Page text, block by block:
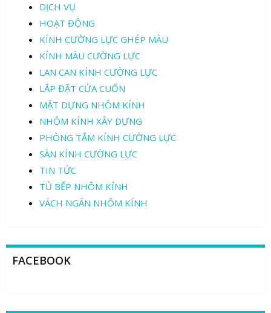
DỊCH VỤ
HOẠT ĐỘNG
KÍNH CƯỜNG LỰC GHÉP MÀU
KÍNH MÀU CƯỜNG LỰC
LAN CAN KÍNH CƯỜNG LỰC
LẮP ĐẶT CỬA CUỐN
MẶT DỰNG NHÔM KÍNH
NHÔM KÍNH XÂY DỰNG
PHÒNG TẮM KÍNH CƯỜNG LỰC
SÀN KÍNH CƯỜNG LỰC
TIN TỨC
TỦ BẾP NHÔM KÍNH
VÁCH NGĂN NHÔM KÍNH
FACEBOOK